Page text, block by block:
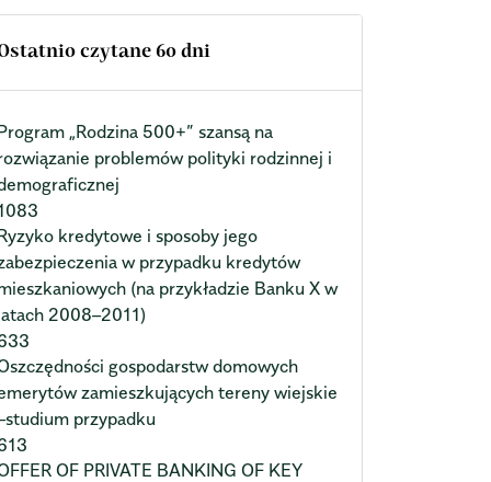
czytane 60 dni
„Rodzina 500+” szansą na
problemów polityki rodzinnej i
kredytowe i sposoby jego
w przypadku kredytów
(na przykładzie Banku X w
2008–2011)
gospodarstw domowych
zamieszkujących tereny wiejskie
przypadku
OF PRIVATE BANKING OF KEY